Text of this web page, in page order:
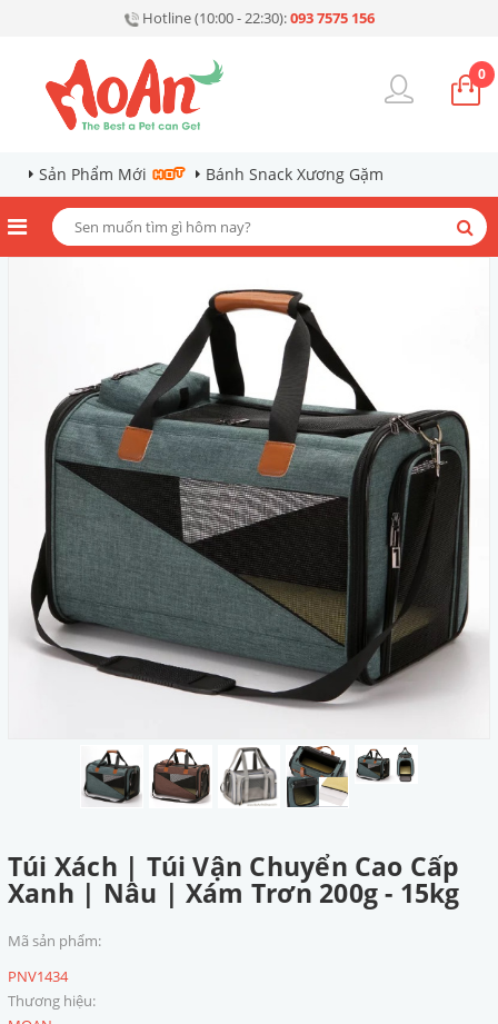
Hotline (10:00 - 22:30):093 7575 156
0
Sản Phẩm Mới Bánh Snack Xương Gặm
Túi Xách | Túi Vận Chuyển Cao Cấp
Xanh | Nâu | Xám Trơn 200g - 15kg
Mã sản phẩm:
PNV1434
Thương hiệu: